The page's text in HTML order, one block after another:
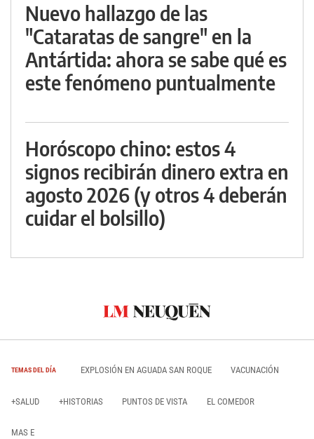
Nuevo hallazgo de las
"Cataratas de sangre" en la
Antártida: ahora se sabe qué es
este fenómeno puntualmente
Horóscopo chino: estos 4
signos recibirán dinero extra en
agosto 2026 (y otros 4 deberán
cuidar el bolsillo)
TEMAS DEL DÍA EXPLOSIÓN EN AGUADA SAN ROQUE VACUNACIÓN
+SALUD +HISTORIAS PUNTOS DE VISTA EL COMEDOR
MAS E